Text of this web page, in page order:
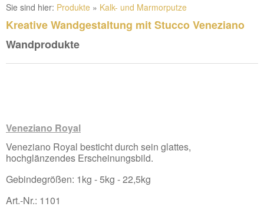
Sie sind hier: Produkte » Kalk- und Marmorputze
Kreative Wandgestaltung mit Stucco Veneziano
Wandprodukte
Veneziano Royal
Veneziano Royal besticht durch sein glattes,
hochglänzendes Erscheinungsbild.
Gebindegrößen: 1kg - 5kg - 22,5kg
Art.-Nr.: 1101